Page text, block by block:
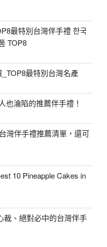
最特別台灣伴手禮 한국
TOP8
最特別台灣名產
也淪陷的推薦伴手禮！
灣伴手禮推薦清單，還可
10 Pineapple Cakes in
裁、絕對必中的台灣伴手